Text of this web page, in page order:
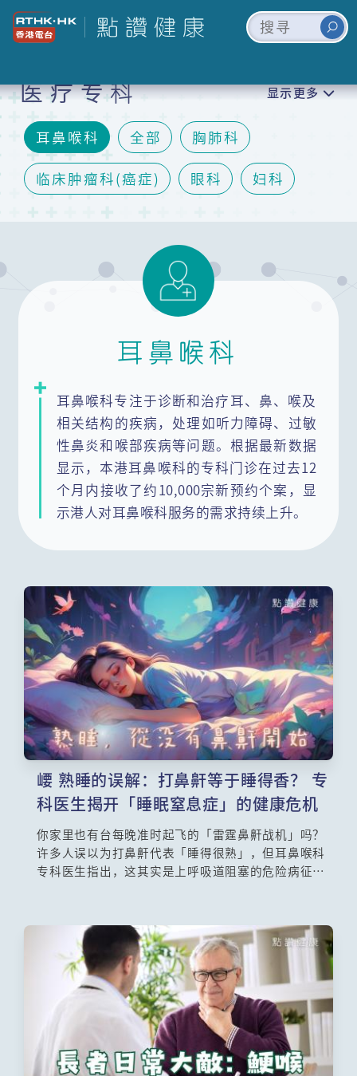
医疗专科
全部 胸肺科
临床肿瘤科(癌症)
耳鼻喉科
眼科 妇科
矫形及创伤外科(骨科)
口腔颌面外科及牙科
皮肤科
内分泌及糖尿科(肾脏)
呼吸系统科
风湿病科(免疫系统及关节) 整形外科
感染及传染科 肠胃肝胆科
显示更多
耳鼻喉科
耳鼻喉科专注于诊断和治疗耳、鼻、喉及
相关结构的疾病，处理如听力障碍、过敏
性鼻炎和喉部疾病等问题。根据最新数据
显示，本港耳鼻喉科的专科门诊在过去12
个月内接收了约10,000宗新预约个案，显
示港人对耳鼻喉科服务的需求持续上升。
崾 熟睡的误解：打鼻鼾等于睡得香？ 专
科医生揭开「睡眠窒息症」的健康危机
你家里也有台每晚准时起飞的「雷霆鼻鼾战机」吗？
许多人误以为打鼻鼾代表「睡得很熟」，但耳鼻喉科
专科医生指出，这其实是上呼吸道阻塞的危险病征！
劳、翌日头痛。想知道为什么特别累时鼻鼾声特别
大？肥胖与下巴短又是如何偷走你的呼吸空间？本文
将带你深入了解睡眠测试与睡眠呼吸机的功效，别再
让隐形缺氧危害心血管健康，教你一招自我检测法！